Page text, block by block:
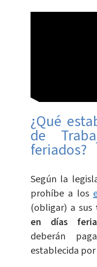
¿Qué
de
feriados?
Según la
prohíbe a los
(obligar) a sus
en días
deberán
establecida por